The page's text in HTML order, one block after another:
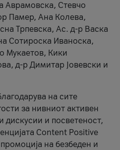
Аврамовска, Стевчо
Памер, Ана Колева,
Трпевска, Ас. д-р Васка
Сотироска Иваноска,
Мукаетов, Кики
д-р Димитар Јовевски и
на сите
за нивниот активен
дискусии и посветеност,
Content Positive
на безбеден и